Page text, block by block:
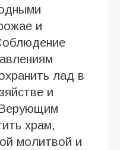
и
лад в
и
храм,
молитвой и